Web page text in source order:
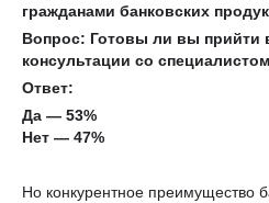
гражданами банковских
Вопрос: Готовы ли вы прийти
консультации со
Ответ:
Да — 53%
Нет — 47%
Но конкурентное преимущество